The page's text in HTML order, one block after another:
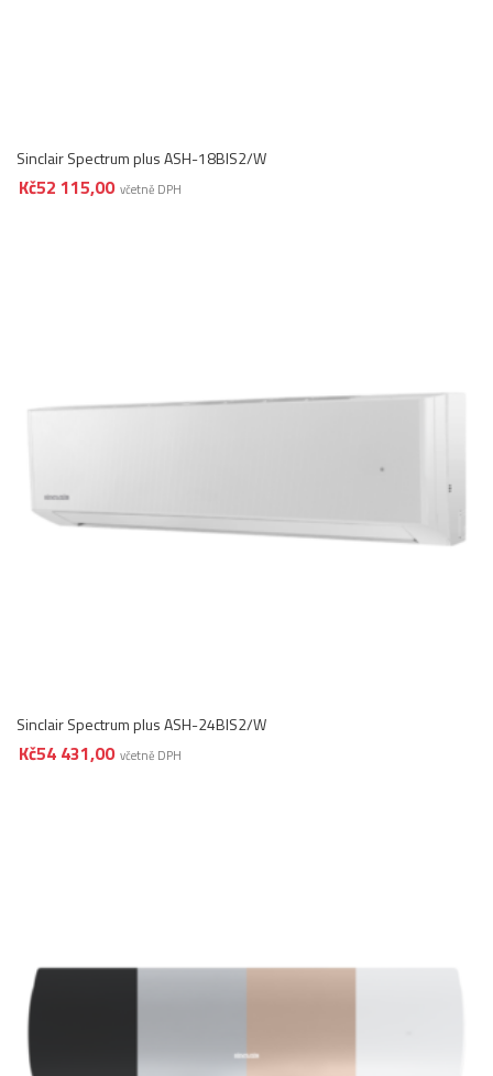
Sinclair Spectrum plus ASH-18BIS2/W
Kč52 115,00 včetně DPH
Sinclair Spectrum plus ASH-24BIS2/W
Kč54 431,00 včetně DPH